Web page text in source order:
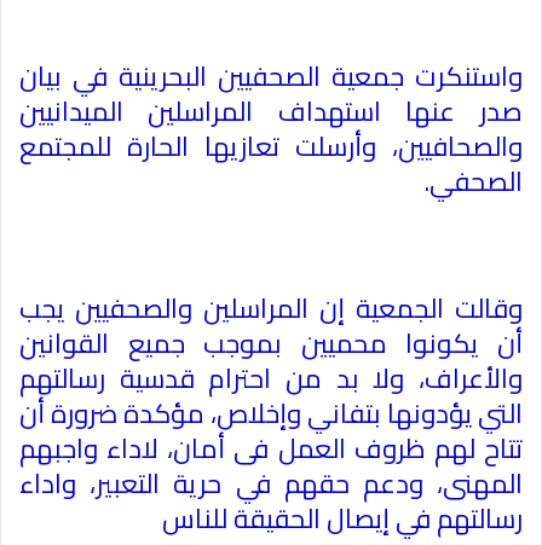
واستنكرت جمعية الصحفيين البحرينية في بيان
صدر عنها استهداف المراسلين الميدانيين
والصحافيين، وأرسلت تعازيها الحارة للمجتمع
الصحفي.
وقالت الجمعية إن المراسلين والصحفيين يجب
أن يكونوا محميين بموجب جميع القوانين
والأعراف، ولا بد من احترام قدسية رسالتهم
التي يؤدونها بتفاني وإخلاص، مؤكدة ضرورة أن
تتاح لهم ظروف العمل فى أمان، لاداء واجبهم
المهنى، ودعم حقهم في حرية التعبير، واداء
رسالتهم في إيصال الحقيقة للناس